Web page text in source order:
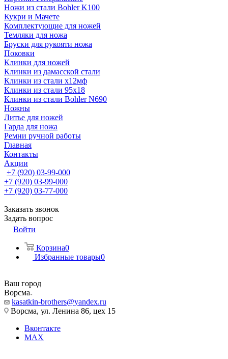
Ножи из стали Bohler K100
Кукри и Мачете
Комплектующие для ножей
Темляки для ножа
Бруски для рукояти ножа
Поковки
Клинки для ножей
Клинки из дамасской стали
Клинки из стали х12мф
Клинки из стали 95х18
Клинки из стали Bohler N690
Ножны
Литье для ножей
Гарда для ножа
Ремни ручной работы
Главная
Контакты
Акции
+7 (920) 03-99-000
+7 (920) 03-99-000
+7 (920) 03-77-000
Заказать звонок
Задать вопрос
Войти
Корзина0
Избранные товары0
Ваш город
Ворсма
kasatkin-brothers@yandex.ru
Ворсма, ул. Ленина 86, цех 15
Вконтакте
MAX